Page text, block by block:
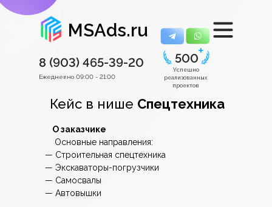
500
8 (903) 465-39-20
Ежедневно 09:00 - 21:00
Успешно
реализованных
проектов
MSAds.ru
О заказчике
Основные направления:
— Строительная спецтехника
— Экскаваторы-погрузчики
— Самосвалы
— Автовышки
Кейс в нише Спецтехника